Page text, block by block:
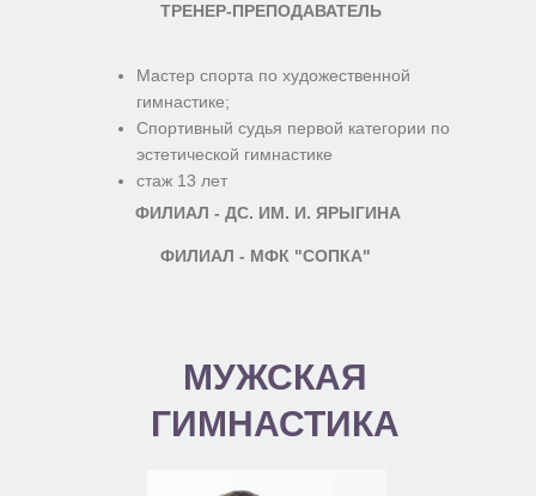
ФИЛИАЛ - ДС. ИМ. И. ЯРЫГИНА
ФИЛИАЛ - МФК "СОПКА"
ТРЕНЕР-ПРЕПОДАВАТЕЛЬ
Мастер спорта по художественной
гимнастике;
Спортивный судья первой категории по
эстетической гимнастике
стаж 13 лет
МУЖСКАЯ
ГИМНАСТИКА